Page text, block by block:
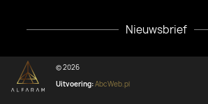
Nieuwsbrief
© 2026
Uitvoering:AbcWeb.pl